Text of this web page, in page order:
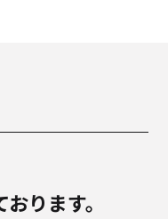
ります。